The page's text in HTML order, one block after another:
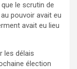
le scrutin de
pouvoir avait eu
avait eu lieu
les délais
élection